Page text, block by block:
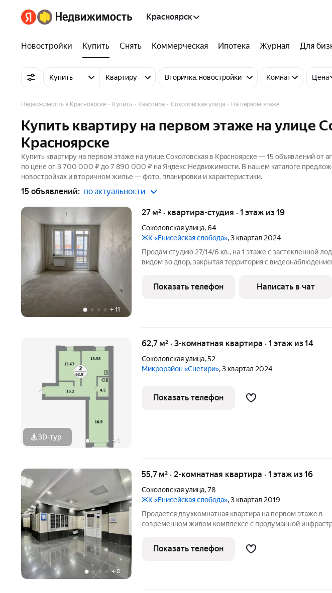
Красноярск
Новостройки Купить Снять Коммерческая Ипотека Журнал Для
Купить Квартиру Вторичка, новостройки Комнат Цена
Недвижимость в Красноярске Купить Квартира Соколовская улица На первом этаже
Купить квартиру на первом этаже на улице
Красноярске
Купить квартиру на первом этаже на улице Соколовская в Красноярске — 15 объявлений от
по цене от 3 700 000 ₽ до 7 890 000 ₽ на Яндекс Недвижимости. В нашем каталоге
новостройках и вторичном жилье — фото, планировки и характеристики.
15 объявлений: по актуальности
+ 11
27 м² · квартира-студия · 1 этаж из 19
Соколовская улица,64
ЖК «Енисейская слобода», 3 квартал 2024
Продам студию 27/14/6 кв., на 1 этаже с застекленной
видом во двор, закрытая территория с
стяжка, окно ПВХ, качественная входная дверь,
лоджия.
Показать телефон Написать в чат
3D-тур + 1
62,7 м² · 3-комнатная квартира · 1 этаж из 14
Соколовская улица,52
Микрорайон «Снегири», 3 квартал 2024
Показать телефон
+ 8
55,7 м² · 2-комнатная квартира · 1 этаж из 16
Соколовская улица,78
ЖК «Енисейская слобода», 3 квартал 2019
Продается двухкомнатная квартира на первом этаже в
современном жилом комплексе с продуманной
площадью за счет технических зон: кухня, коридор и
имеют дополнительное
Показать телефон